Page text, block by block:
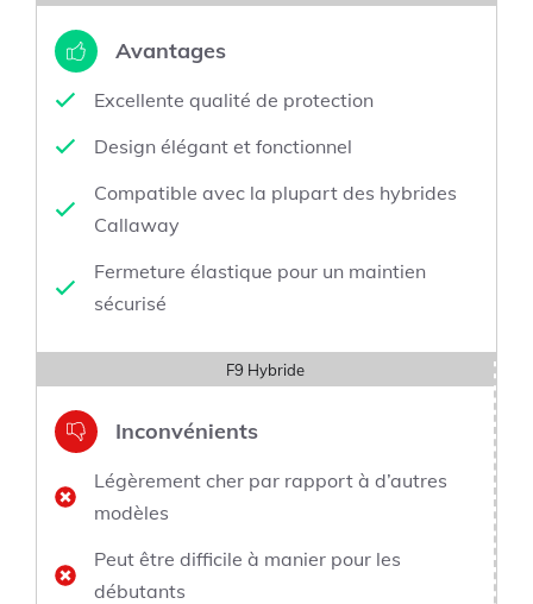
Avantages
Excellente qualité de protection
Design élégant et fonctionnel
Compatible avec la plupart des hybrides
Callaway
Fermeture élastique pour un maintien
sécurisé
F9 Hybride
Inconvénients
Légèrement cher par rapport à d’autres
modèles
Peut être difficile à manier pour les
débutants